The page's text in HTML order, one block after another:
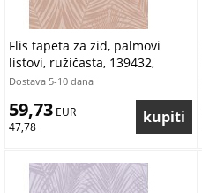
Flis tapeta za zid, palmovi
listovi, ružičasta, 139432,
Bloom, Esta Home
Dostava 5-10 dana
59,73 EUR
47,78